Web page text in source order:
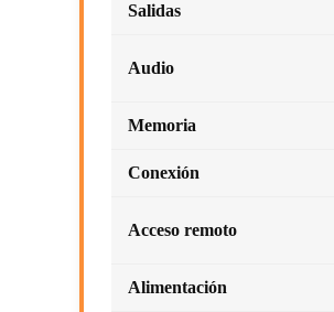
Salidas
Audio
Memoria
Conexión
Acceso remoto
Alimentación